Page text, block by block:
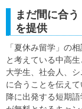
まだ間に合
を提供
「夏休み留学」の
と考えている中高
大学生、社会人、
に合うことを伝え
降に出発する短期